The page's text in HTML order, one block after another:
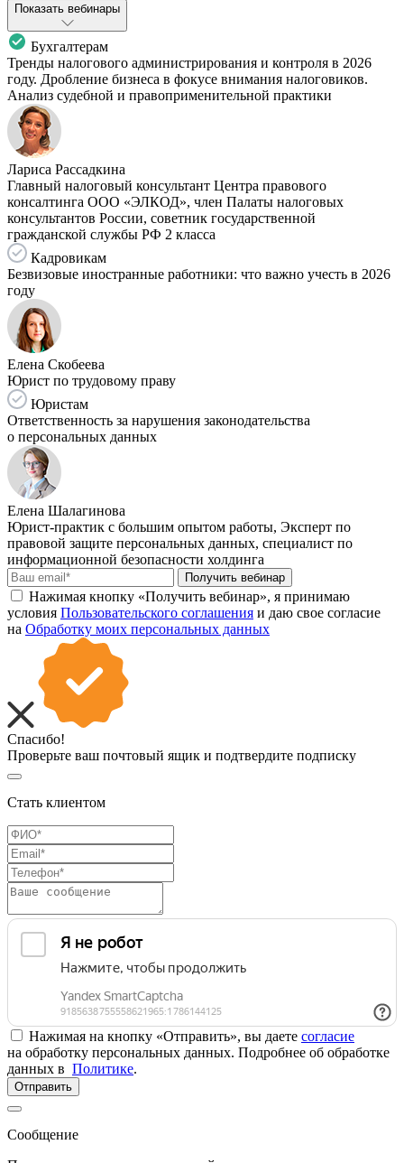
Показать вебинары
Бухгалтерам
Тренды налогового администрирования и контроля в 2026
году. Дробление бизнеса в фокусе внимания налоговиков.
Анализ судебной и правоприменительной практики
Лариса Рассадкина
Главный налоговый консультант Центра правового
консалтинга ООО «ЭЛКОД», член Палаты налоговых
консультантов России, советник государственной
гражданской службы РФ 2 класса
Кадровикам
Безвизовые иностранные работники: что важно учесть в 2026
году
Елена Скобеева
Юрист по трудовому праву
Юристам
Ответственность за нарушения законодательства
о персональных данных
Елена Шалагинова
Юрист-практик с большим опытом работы, Эксперт по
правовой защите персональных данных, специалист по
информационной безопасности холдинга
Получить вебинар
Нажимая кнопку «Получить вебинар», я принимаю
условия Пользовательского соглашения и даю свое согласие
на Обработку моих персональных данных
Спасибо!
Проверьте ваш почтовый ящик и подтвердите подписку
Стать клиентом
Нажимая на кнопку «Отправить», вы даете согласие
на обработку персональных данных. Подробнее об обработке
данных в Политике.
Отправить
Сообщение